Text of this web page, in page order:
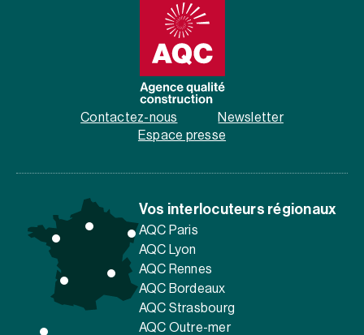
Contactez-nous
Newsletter
Espace presse
Vos interlocuteurs régionaux
AQC Paris
AQC Lyon
AQC Rennes
AQC Bordeaux
AQC Strasbourg
AQC Outre-mer